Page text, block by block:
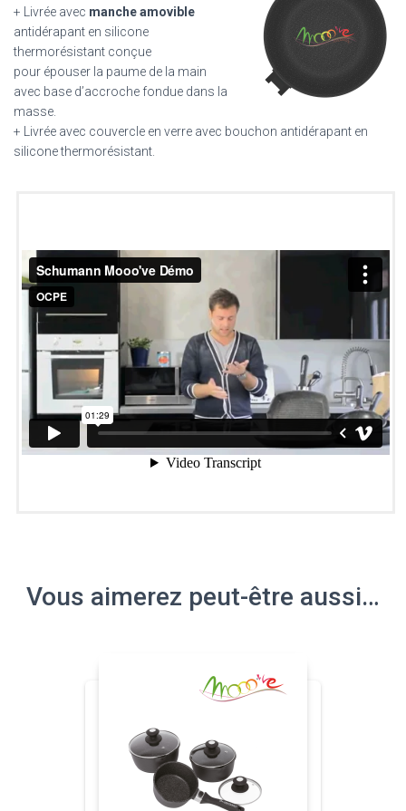
+ Livrée avec manche amovible
antidérapant en silicone
thermorésistant conçue
pour épouser la paume de la main
avec base d’accroche fondue dans la
masse.
+ Livrée avec couvercle en verre avec bouchon antidérapant en
silicone thermorésistant.
Vous aimerez peut-être aussi…